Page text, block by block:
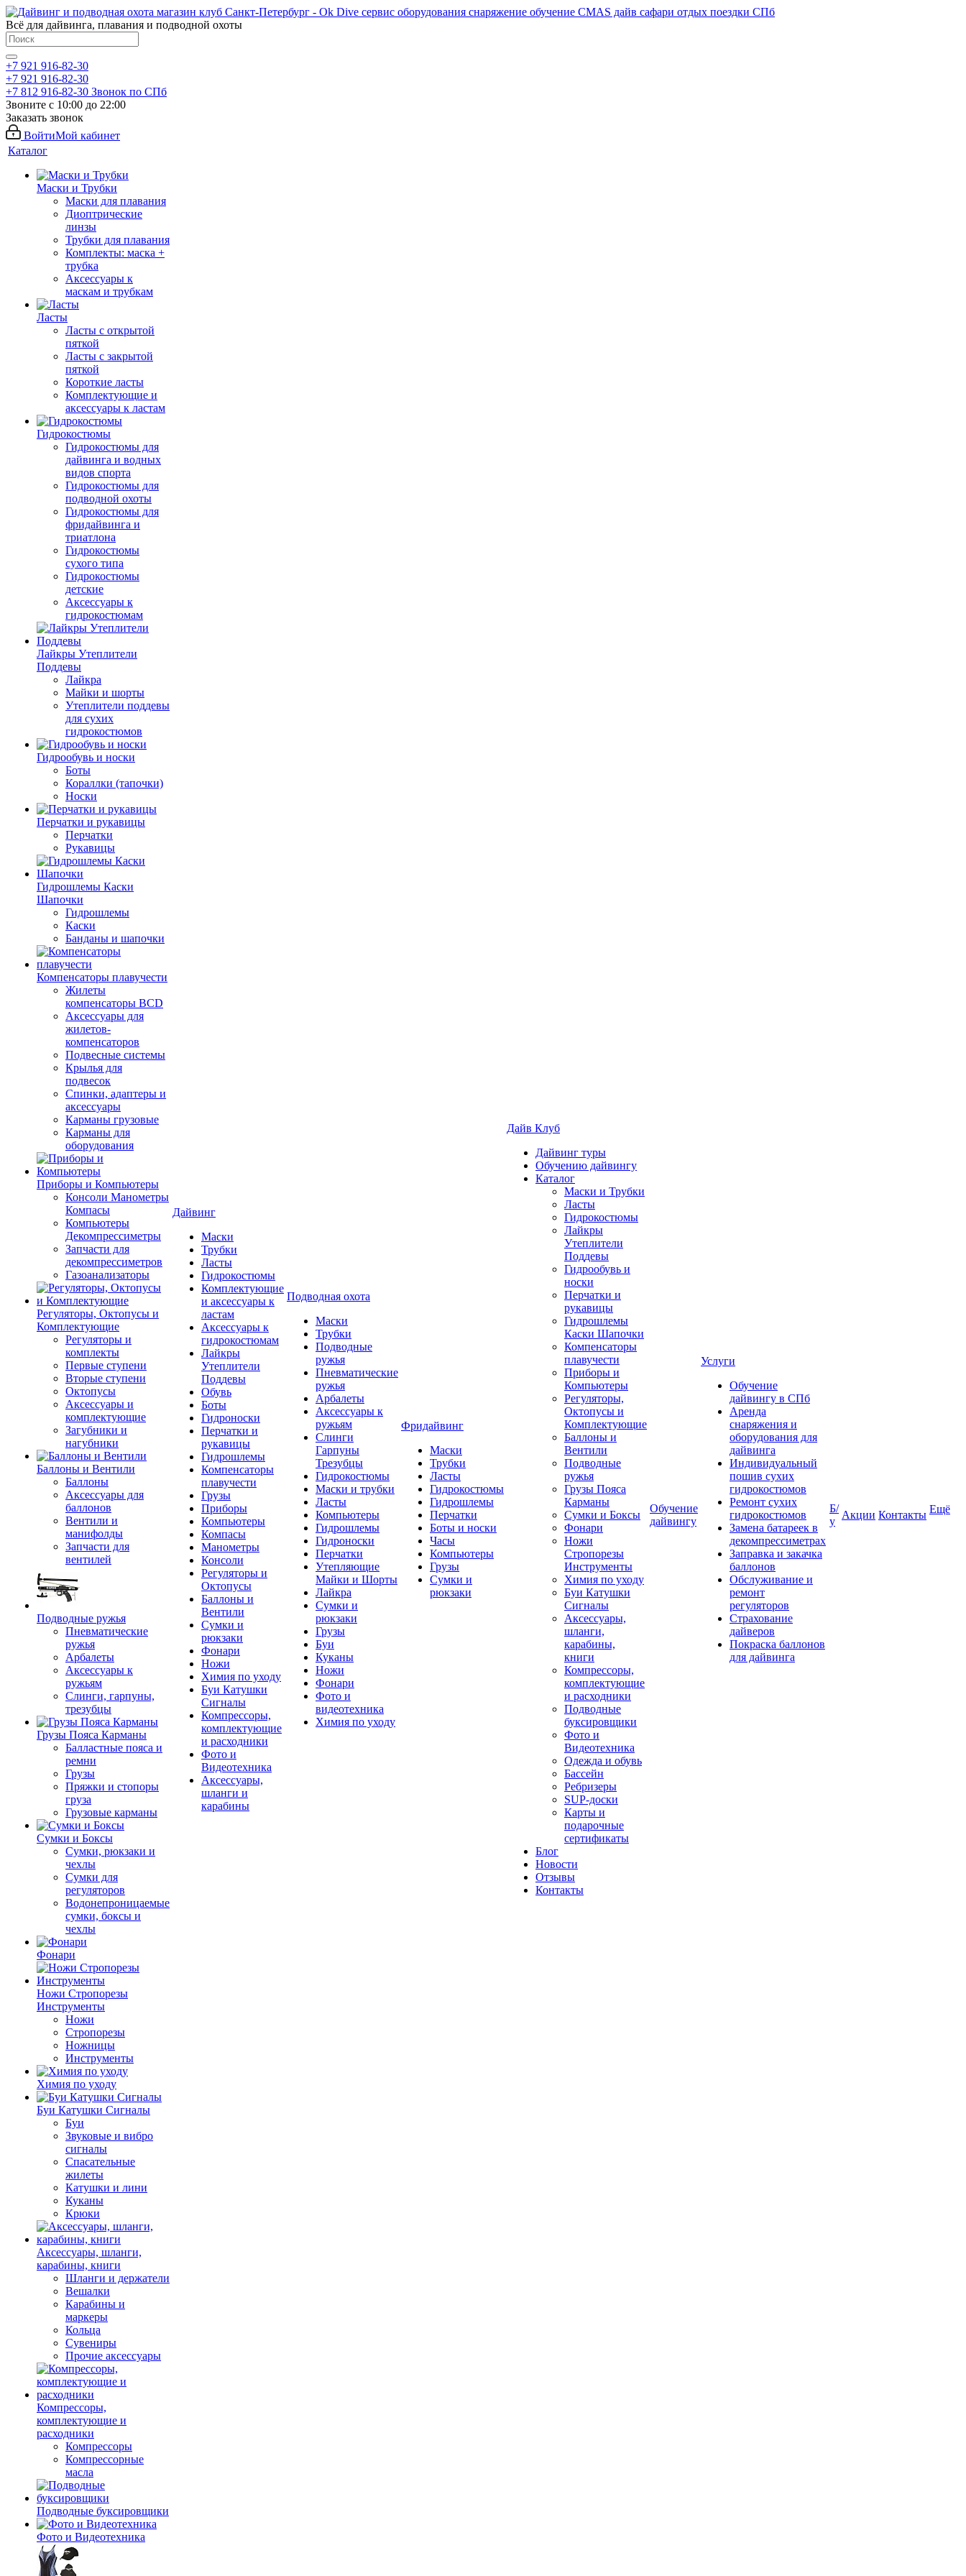
Всё для дайвинга, плавания и подводной охоты
+7 921 916-82-30
+7 921 916-82-30
+7 812 916-82-30 Звонок по СПб
Звоните с 10:00 до 22:00
Заказать звонок
ВойтиМой кабинет
Каталог
Маски и Трубки
Маски для плавания
Диоптрические
линзы
Трубки для плавания
Комплекты: маска +
трубка
Аксессуары к
маскам и трубкам
Ласты
Ласты с открытой
пяткой
Ласты с закрытой
пяткой
Короткие ласты
Комплектующие и
аксессуары к ластам
Гидрокостюмы
Гидрокостюмы для
дайвинга и водных
видов спорта
Гидрокостюмы для
подводной охоты
Гидрокостюмы для
фридайвинга и
триатлона
Гидрокостюмы
сухого типа
Гидрокостюмы
детские
Аксессуары к
гидрокостюмам
Лайкры Утеплители
Поддевы
Лайкра
Майки и шорты
Утеплители поддевы
для сухих
гидрокостюмов
Гидрообувь и носки
Боты
Кораллки (тапочки)
Носки
Перчатки и рукавицы
Перчатки
Рукавицы
Гидрошлемы Каски
Шапочки
Гидрошлемы
Каски
Банданы и шапочки
Компенсаторы плавучести
Жилеты
компенсаторы BCD
Аксессуары для
жилетов-
компенсаторов
Подвесные системы
Крылья для
подвесок
Спинки, адаптеры и
аксессуары
Карманы грузовые
Карманы для
оборудования
Приборы и Компьютеры
Консоли Манометры
Компасы
Компьютеры
Декомпрессиметры
Запчасти для
декомпрессиметров
Газоанализаторы
Регуляторы, Октопусы и
Комплектующие
Регуляторы и
комплекты
Первые ступени
Вторые ступени
Октопусы
Аксессуары и
комплектующие
Загубники и
нагубники
Баллоны и Вентили
Баллоны
Аксессуары для
баллонов
Вентили и
манифолды
Запчасти для
вентилей
Подводные ружья
Пневматические
ружья
Арбалеты
Аксессуары к
ружьям
Слинги, гарпуны,
трезубцы
Грузы Пояса Карманы
Балластные пояса и
ремни
Грузы
Пряжки и стопоры
груза
Грузовые карманы
Сумки и Боксы
Сумки, рюкзаки и
чехлы
Сумки для
регуляторов
Водонепроницаемые
сумки, боксы и
чехлы
Фонари
Ножи Стропорезы
Инструменты
Ножи
Стропорезы
Ножницы
Инструменты
Химия по уходу
Буи Катушки Сигналы
Буи
Звуковые и вибро
сигналы
Спасательные
жилеты
Катушки и лини
Куканы
Крюки
Аксессуары, шланги,
карабины, книги
Шланги и держатели
Вешалки
Карабины и
маркеры
Кольца
Сувениры
Прочие аксессуары
Компрессоры,
комплектующие и
расходники
Компрессоры
Компрессорные
масла
Подводные буксировщики
Фото и Видеотехника
Дайвинг
Маски
Трубки
Ласты
Гидрокостюмы
Комплектующие
и аксессуары к
ластам
Аксессуары к
гидрокостюмам
Лайкры
Утеплители
Поддевы
Обувь
Боты
Гидроноски
Перчатки и
рукавицы
Гидрошлемы
Компенсаторы
плавучести
Грузы
Приборы
Компьютеры
Компасы
Манометры
Консоли
Регуляторы и
Октопусы
Баллоны и
Вентили
Сумки и
рюкзаки
Фонари
Ножи
Химия по уходу
Буи Катушки
Сигналы
Компрессоры,
комплектующие
и расходники
Фото и
Видеотехника
Аксессуары,
шланги и
карабины
Подводная охота
Маски
Трубки
Подводные
ружья
Пневматические
ружья
Арбалеты
Аксессуары к
ружьям
Слинги
Гарпуны
Трезубцы
Гидрокостюмы
Маски и трубки
Ласты
Компьютеры
Гидрошлемы
Гидроноски
Перчатки
Утепляющие
Майки и Шорты
Лайкра
Сумки и
рюкзаки
Грузы
Буи
Куканы
Ножи
Фонари
Фото и
видеотехника
Химия по уходу
Фридайвинг
Маски
Трубки
Ласты
Гидрокостюмы
Гидрошлемы
Перчатки
Боты и носки
Часы
Компьютеры
Грузы
Сумки и
рюкзаки
Дайв Клуб
Дайвинг туры
Обучению дайвингу
Каталог
Маски и Трубки
Ласты
Гидрокостюмы
Лайкры
Утеплители
Поддевы
Гидрообувь и
носки
Перчатки и
рукавицы
Гидрошлемы
Каски Шапочки
Компенсаторы
плавучести
Приборы и
Компьютеры
Регуляторы,
Октопусы и
Комплектующие
Баллоны и
Вентили
Подводные
ружья
Грузы Пояса
Карманы
Сумки и Боксы
Фонари
Ножи
Стропорезы
Инструменты
Химия по уходу
Буи Катушки
Сигналы
Аксессуары,
шланги,
карабины,
книги
Компрессоры,
комплектующие
и расходники
Подводные
буксировщики
Фото и
Видеотехника
Одежда и обувь
Бассейн
Ребризеры
SUP-доски
Карты и
подарочные
сертификаты
Блог
Новости
Отзывы
Контакты
Обучение
дайвингу
Услуги
Обучение
дайвингу в СПб
Аренда
снаряжения и
оборудования для
дайвинга
Индивидуальный
пошив сухих
гидрокостюмов
Ремонт сухих
гидрокостюмов
Замена батареек в
декомпрессиметрах
Заправка и закачка
баллонов
Обслуживание и
ремонт
регуляторов
Страхование
дайверов
Покраска баллонов
для дайвинга
Б/
у
Акции Контакты Ещё